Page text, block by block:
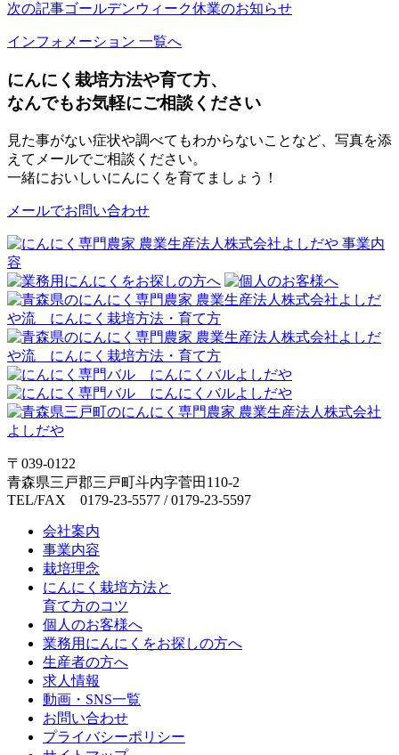
次の記事ゴールデンウィーク休業のお知らせ
インフォメーション 一覧へ
にんにく栽培方法や育て方、
なんでもお気軽にご相談ください
見た事がない症状や調べてもわからないことなど、写真を添
えてメールでご相談ください。
一緒においしいにんにくを育てましょう！
メールでお問い合わせ
〒039-0122
青森県三戸郡三戸町斗内字菅田110-2
TEL/FAX 0179-23-5577 / 0179-23-5597
会社案内
事業内容
栽培理念
にんにく栽培方法と
育て方のコツ
個人のお客様へ
業務用にんにくをお探しの方へ
生産者の方へ
求人情報
動画・SNS一覧
お問い合わせ
プライバシーポリシー